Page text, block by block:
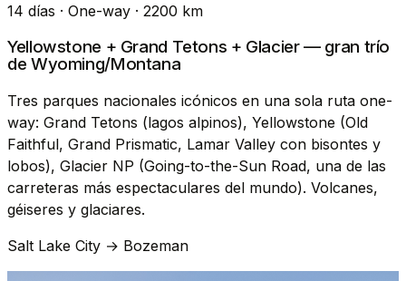
14 días · One-way · 2200 km
Yellowstone + Grand Tetons + Glacier — gran trío
de Wyoming/Montana
Tres parques nacionales icónicos en una sola ruta one-
way: Grand Tetons (lagos alpinos), Yellowstone (Old
Faithful, Grand Prismatic, Lamar Valley con bisontes y
lobos), Glacier NP (Going-to-the-Sun Road, una de las
carreteras más espectaculares del mundo). Volcanes,
géiseres y glaciares.
Salt Lake City → Bozeman